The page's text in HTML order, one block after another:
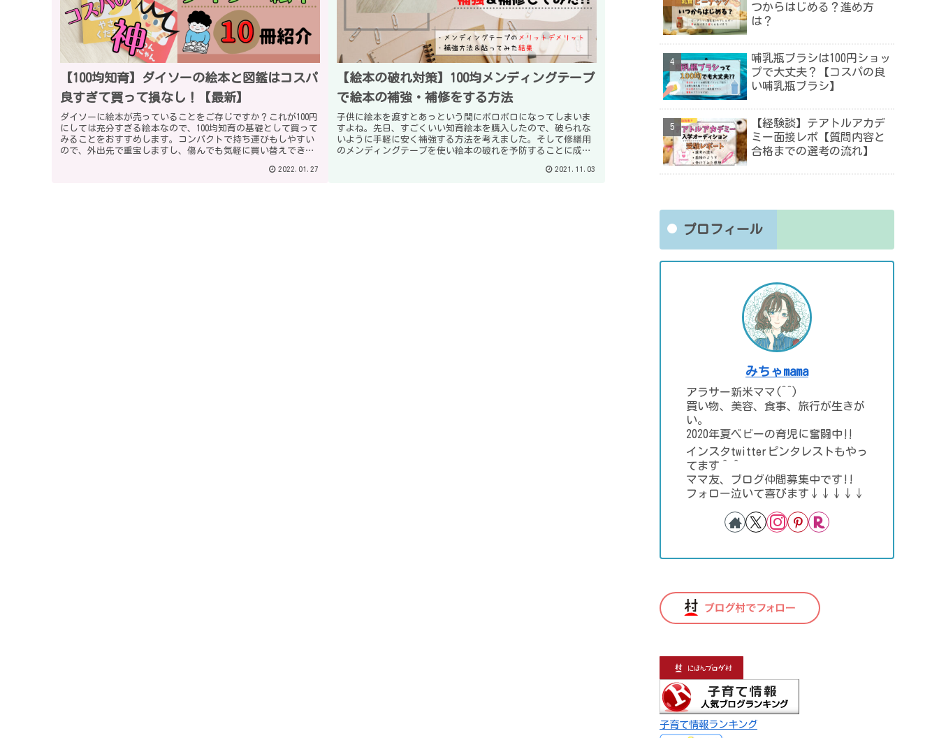
【100均知育】ダイソーの絵本と図鑑はコスパ
良すぎて買って損なし！【最新】
ダイソーに絵本が売っていることをご存じですか？これが100円
にしては充分すぎる絵本なので、100均知育の基礎として買って
みることをおすすめします。コンパクトで持ち運びもしやすい
ので、外出先で重宝しますし、傷んでも気軽に買い替えできま
2022.01.27
【絵本の破れ対策】100均メンディングテープ
で絵本の補強・補修をする方法
子供に絵本を渡すとあっという間にボロボロになってしまいま
すよね。先日、すごくいい知育絵本を購入したので、破られな
いように手軽に安く補強する方法を考えました。そして修繕用
のメンディングテープを使い絵本の破れを予防することに成功
2021.11.03
つからはじめる？進め方
は？
哺乳瓶ブラシは100円ショッ
プで大丈夫？【コスパの良
い哺乳瓶ブラシ】
【経験談】テアトルアカデ
ミー面接レポ【質問内容と
合格までの選考の流れ】
プロフィール
みちゃmama
アラサー新米ママ(^^)
買い物、美容、食事、旅行が生きが
い。
2020年夏ベビーの育児に奮闘中‼
インスタtwitterピンタレストもやっ
てます＾＾
ママ友、ブログ仲間募集中です!!
フォロー泣いて喜びます↓↓↓↓↓
子育て情報ランキング